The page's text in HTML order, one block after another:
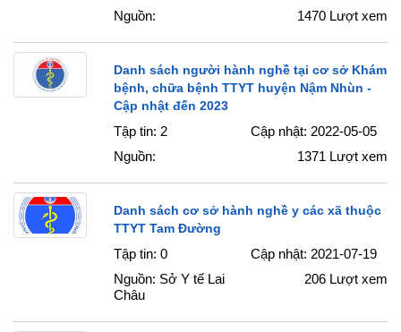
Nguồn:
1470 Lượt xem
Danh sách người hành nghề tại cơ sở Khám
bệnh, chữa bệnh TTYT huyện Nậm Nhùn -
Cập nhật đến 2023
Tập tin: 2
Cập nhật: 2022-05-05
Nguồn:
1371 Lượt xem
Danh sách cơ sở hành nghề y các xã thuộc
TTYT Tam Đường
Tập tin: 0
Cập nhật: 2021-07-19
Nguồn: Sở Y tế Lai
Châu
206 Lượt xem